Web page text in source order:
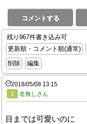
コメントする
残り967件書き込み可
更新順・コメント順(通常)
削除
編集
2018/05/08 13:15
1
名無しさん
目までは可愛いのに